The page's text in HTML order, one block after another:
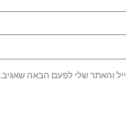
והאתר שלי לפעם הבאה שאגיב.